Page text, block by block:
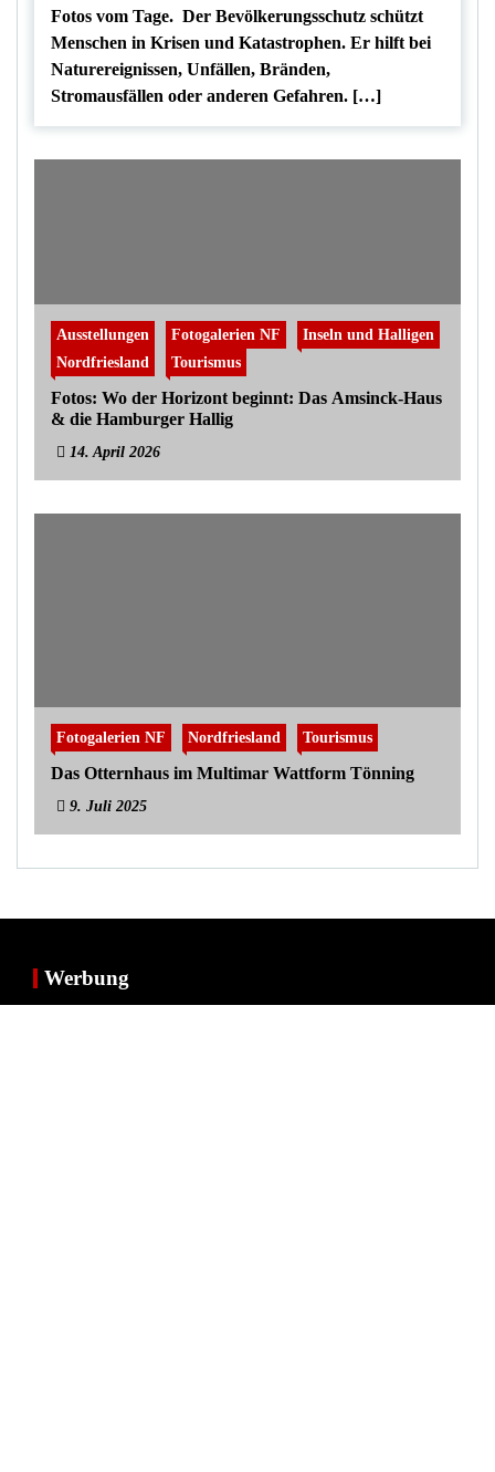
Fotos vom Tage. Der Bevölkerungsschutz schützt
Menschen in Krisen und Katastrophen. Er hilft bei
Naturereignissen, Unfällen, Bränden,
Stromausfällen oder anderen Gefahren. […]
Ausstellungen Fotogalerien NF
Inseln und Halligen
Nordfriesland
Tourismus
Fotos: Wo der Horizont beginnt: Das Amsinck-Haus
& die Hamburger Hallig
14. April 2026
Fotogalerien NF Nordfriesland Tourismus
Das Otternhaus im Multimar Wattform Tönning
9. Juli 2025
Werbung